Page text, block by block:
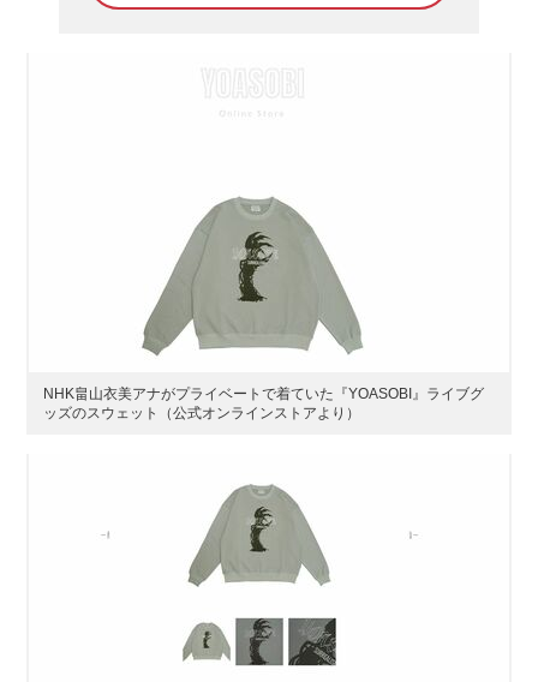
NHK畠山衣美アナがプライベートで着ていた『YOASOBI』ライブグ
ッズのスウェット（公式オンラインストアより）